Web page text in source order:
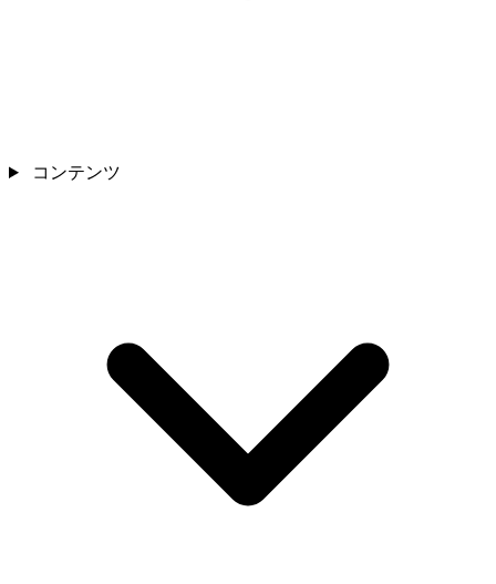
コンテンツ